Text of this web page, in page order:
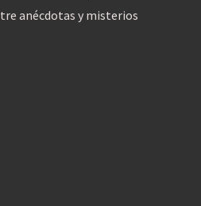
anécdotas y misterios